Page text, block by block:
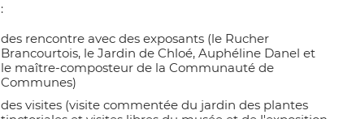
:
des rencontre avec des exposants (le Rucher
Brancourtois, le Jardin de Chloé, Auphéline Danel et
le maître-composteur de la Communauté de
Communes)
des visites (visite commentée du jardin des plantes